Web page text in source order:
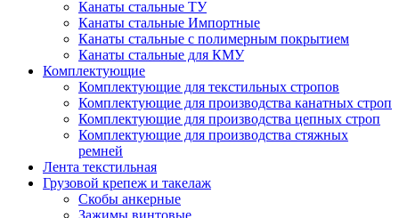
Канаты стальные ТУ
Канаты стальные Импортные
Канаты стальные с полимерным покрытием
Канаты стальные для КМУ
Комплектующие
Комплектующие для текстильных стропов
Комплектующие для производства канатных строп
Комплектующие для производства цепных строп
Комплектующие для производства стяжных
ремней
Лента текстильная
Грузовой крепеж и такелаж
Скобы анкерные
Зажимы винтовые